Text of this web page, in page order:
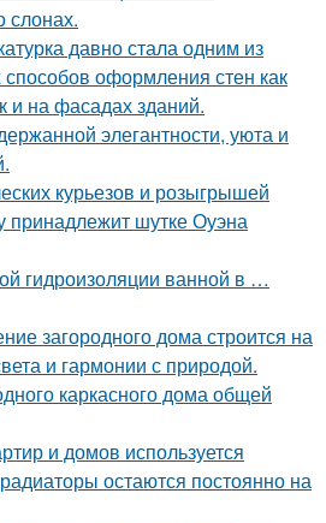
слонах.
давно стала одним из
оформления стен как
и на фасадах зданий.
элегантности, уюта и
курьезов и розыгрышей
принадлежит шутке Оуэна
гидроизоляции ванной в …
загородного дома строится на
и гармонии с природой.
каркасного дома общей
и домов используется
остаются постоянно на